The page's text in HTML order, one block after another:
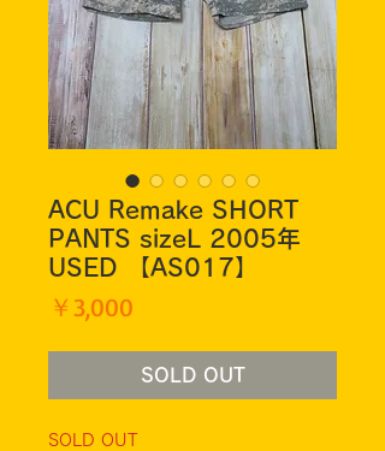
ACU Remake SHORT
PANTS sizeL 2005年
USED 【AS017】
￥3,000
SOLD OUT
SOLD OUT